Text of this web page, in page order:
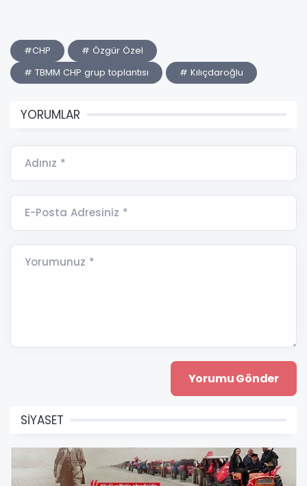
#CHP
# Özgür Özel
# TBMM CHP grup toplantısı
# Kılıçdaroğlu
YORUMLAR
Adınız *
E-Posta Adresiniz *
Yorumunuz *
SİYASET